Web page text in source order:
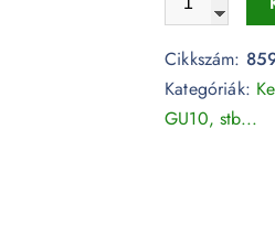
Cikkszám:
Kategóriák:
GU10, stb...